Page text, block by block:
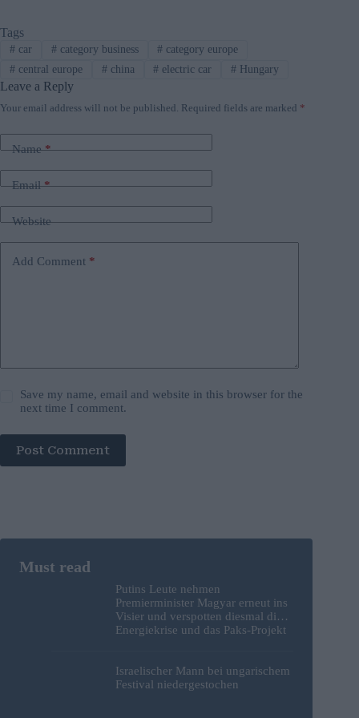
Tags
#car #category business # category europe
#central europe #china # electric car # Hungary
Leave a Reply
Your email address will not be published. Required fields are marked *
Name*
Email*
Website
Add Comment *
Save my name, email and website in this browser for the
next time I comment.
Post Comment
Putins Leute nehmen
Premierminister Magyar erneut ins
Visier und verspotten diesmal die
Energiekrise und das Paks-Projekt
Israelischer Mann bei ungarischem
Festival niedergestochen